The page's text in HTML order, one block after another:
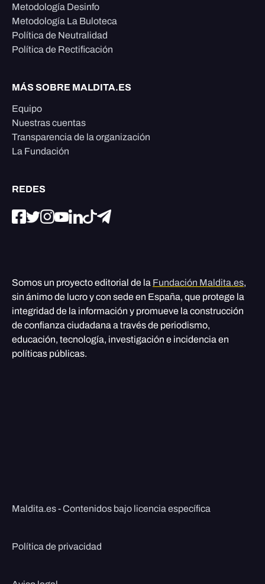
Metodología Desinfo
Metodología La Buloteca
Política de Neutralidad
Política de Rectificación
MÁS SOBRE MALDITA.ES
Equipo
Nuestras cuentas
Transparencia de la organización
La Fundación
REDES
Somos un proyecto editorial de la Fundación Maldita.es,
sin ánimo de lucro y con sede en España, que protege la
integridad de la información y promueve la construcción
de confianza ciudadana a través de periodismo,
educación, tecnología, investigación e incidencia en
políticas públicas.
Maldita.es - Contenidos bajo licencia específica
Política de privacidad